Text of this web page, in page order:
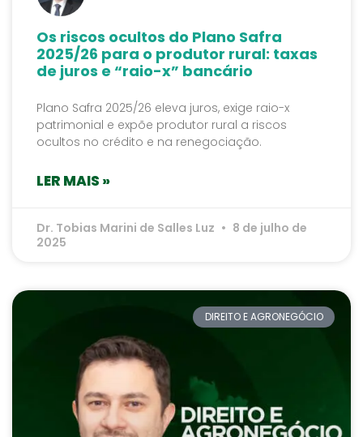
Os riscos ocultos do Plano Safra
2025/26 para o produtor rural: taxas
de juros e “raio-x” bancário
Plano Safra 2025/26 eleva juros, exige raio-x
patrimonial e expõe produtor rural a riscos
ocultos no crédito e na renegociação.
LER MAIS »
Dr. Tobias Marini de Salles Luz
8 de julho de
2025
DIREITO E AGRONEGÓCIO